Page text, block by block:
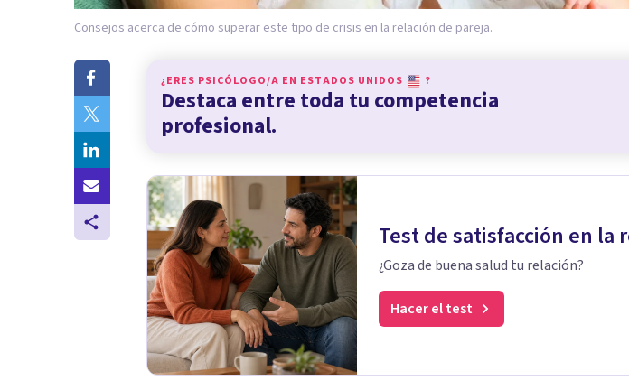
Consejos acerca de cómo superar este tipo de crisis en la relación de pareja.
¿ERES PSICÓLOGO/A EN ESTADOS UNIDOS ?
Destaca entre toda tu competencia
profesional.
Test de satisfacción en la
¿Goza de buena salud tu relación?
Hacer el test